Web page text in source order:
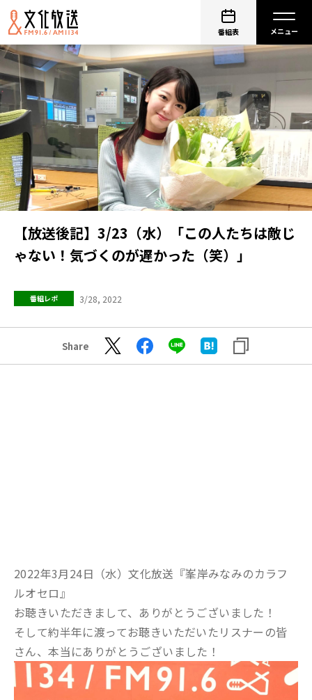
番組表
【放送後記】3/23（水）「この人たちは敵じ
ゃない！気づくのが遅かった（笑）」
番組レポ 3/28, 2022
Share
2022年3月24日（水）文化放送『峯岸みなみのカラフ
ルオセロ』
お聴きいただきまして、ありがとうございました！
そして約半年に渡ってお聴きいただいたリスナーの皆
さん、本当にありがとうございました！